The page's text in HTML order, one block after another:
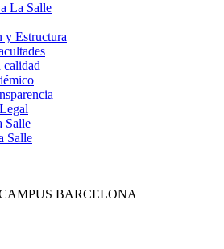
La Salle
y Estructura
calidad
Salle
Salle
BARCELONA